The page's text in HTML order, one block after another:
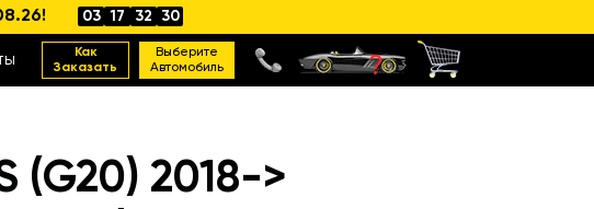
03 17 32 28
Как
Заказать
Выберите
Автомобиль
(G20) 2018->